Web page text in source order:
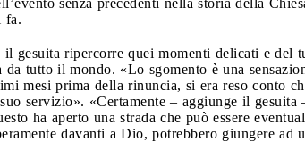
fa.
il gesuita ripercorre quei momenti delicati e del
tutto il mondo. «Lo sgomento è una
mesi prima della rinuncia, si era reso conto
servizio». «Certamente – aggiunge il
ha aperto una strada che può essere
davanti a Dio, potrebbero giungere ad